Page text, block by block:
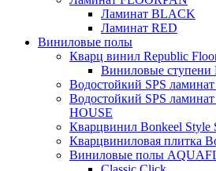
Ламинат BLACK
Ламинат RED
Виниловые полы
Кварц винил Republic
Виниловые ступени
Водостойкий SPS
Водостойкий SPS
HOUSE
Кварцвинил Bonkeel Style
Кварцвиниловая плитка
Виниловые полы